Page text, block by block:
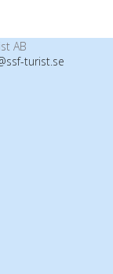
AB
turist.se